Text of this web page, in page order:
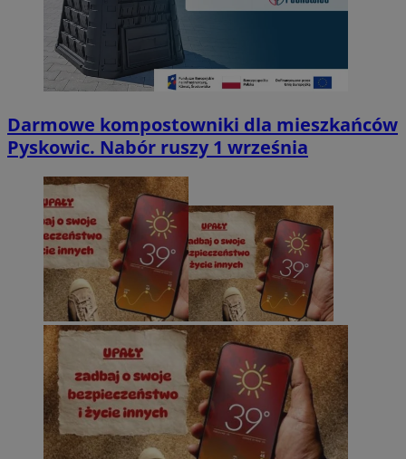
Darmowe kompostowniki dla mieszkańców
Pyskowic. Nabór ruszy 1 września